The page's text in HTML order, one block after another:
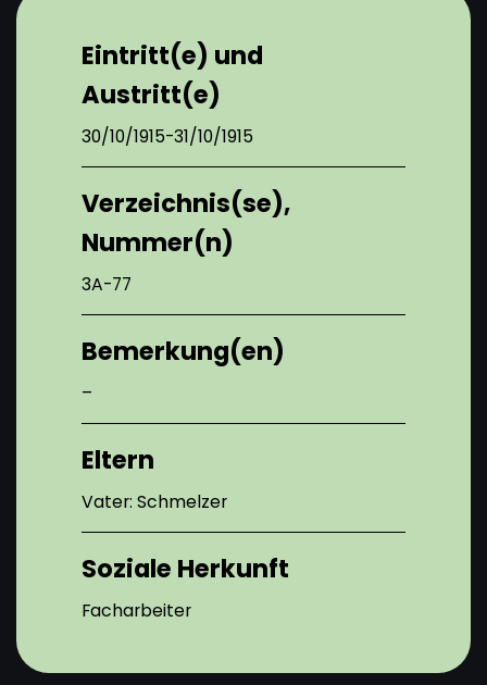
Eintritt(e) und
Austritt(e)
30/10/1915-31/10/1915
Verzeichnis(se),
Nummer(n)
3A-77
Bemerkung(en)
–
Eltern
Vater: Schmelzer
Soziale Herkunft
Facharbeiter